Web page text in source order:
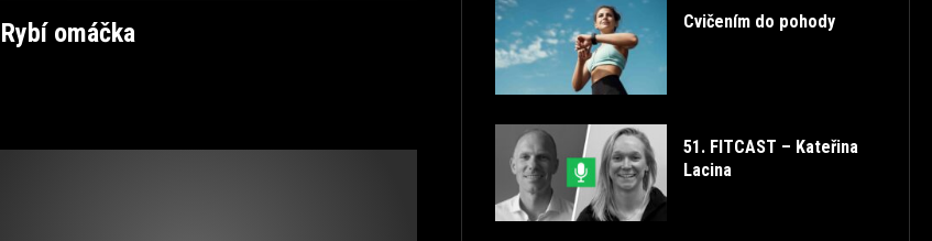
Rybí omáčka Cvičením do pohody
51. FITCAST – Kateřina
Lacina